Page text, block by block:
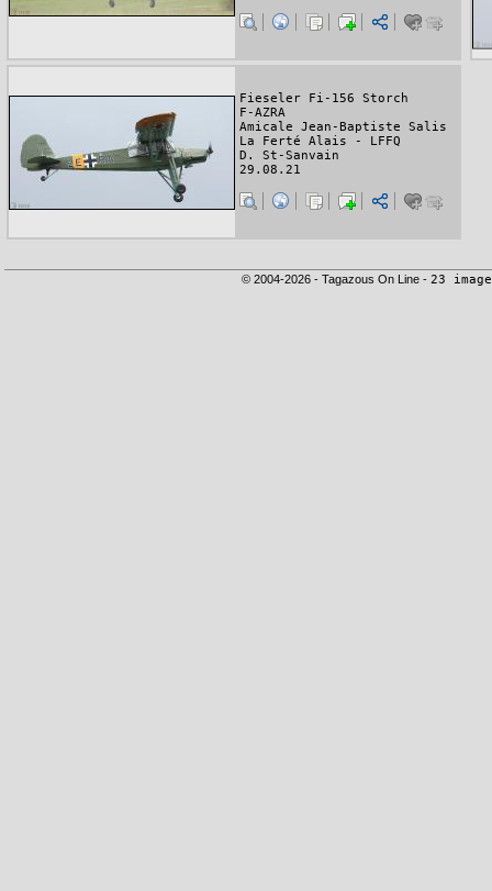
Fieseler Fi-156 Storch
F-AZRA
Amicale Jean-Baptiste Salis
La Ferté Alais - LFFQ
D. St-Sanvain
29.08.21
© 2004-2026 - Tagazous On Line - 23